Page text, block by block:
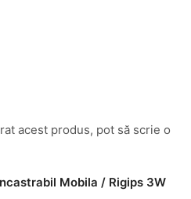
Mobila / Rigips 3W
acest produs, pot să scrie o